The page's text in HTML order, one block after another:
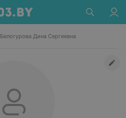
Белогурова Дина Сергеевна